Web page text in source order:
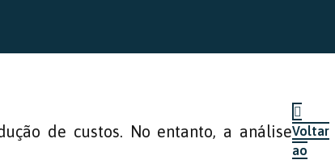
de custos. No entanto, a análiseVoltar
ao